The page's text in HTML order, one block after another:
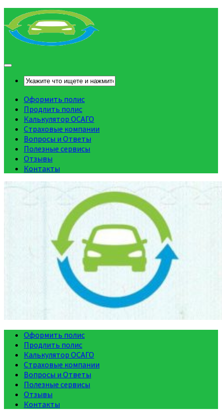
Оформить полис
Продлить полис
Калькулятор ОСАГО
Страховые компании
Вопросы и Ответы
Полезные сервисы
Отзывы
Контакты
Оформить полис
Продлить полис
Калькулятор ОСАГО
Страховые компании
Вопросы и Ответы
Полезные сервисы
Отзывы
Контакты